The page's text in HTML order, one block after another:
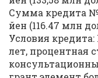
Сумма кредита №
йен (116.47 млн
Условия
лет, процентная